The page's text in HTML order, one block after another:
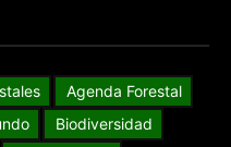
Agenda Forestal
Biodiversidad